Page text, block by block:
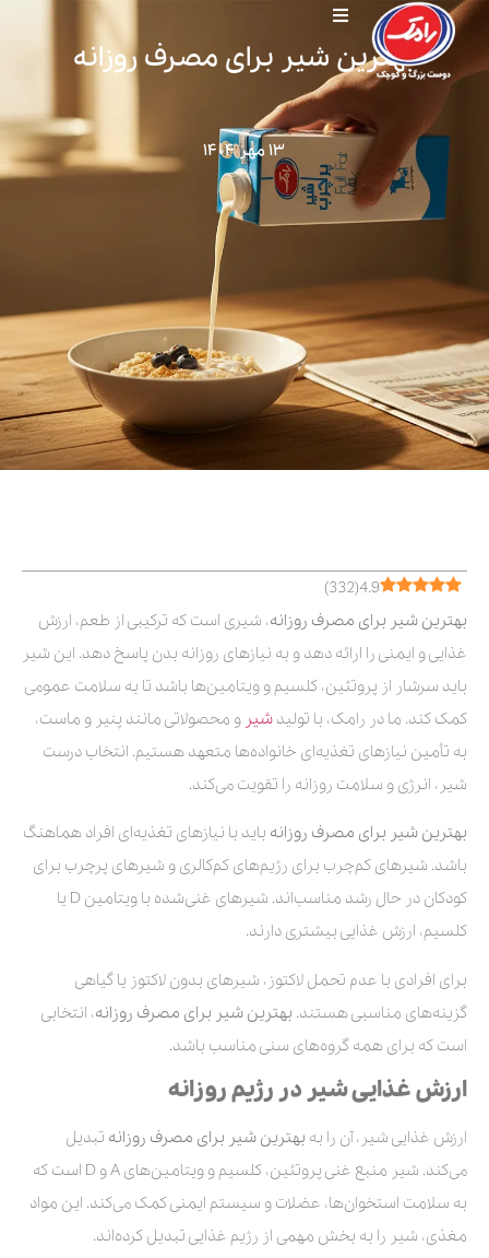
بهترین شیر برای مصرف روزانه
۱۳ مهر ۱۴۰۴
4.9
(
332
)
بهترین شیر برای مصرف روزانه، شیری است که ترکیبی از طعم، ارزش
غذایی و ایمنی را ارائه دهد و به نیازهای روزانه بدن پاسخ دهد. این شیر
باید سرشار از پروتئین، کلسیم و ویتامین‌ها باشد تا به سلامت عمومی
کمک کند. ما در رامک، با تولید شیر و محصولاتی مانند پنیر و ماست،
به تأمین نیازهای تغذیه‌ای خانواده‌ها متعهد هستیم. انتخاب درست
شیر، انرژی و سلامت روزانه را تقویت می‌کند.
بهترین شیر برای مصرف روزانه باید با نیازهای تغذیه‌ای افراد هماهنگ
باشد. شیرهای کم‌چرب برای رژیم‌های کم‌کالری و شیرهای پرچرب برای
کودکان در حال رشد مناسب‌اند. شیرهای غنی‌شده با ویتامین D یا
کلسیم، ارزش غذایی بیشتری دارند.
برای افرادی با عدم تحمل لاکتوز، شیرهای بدون لاکتوز یا گیاهی
گزینه‌های مناسبی هستند. بهترین شیر برای مصرف روزانه، انتخابی
است که برای همه گروه‌های سنی مناسب باشد.
ارزش غذایی شیر در رژیم روزانه
ارزش غذایی شیر، آن را به بهترین شیر برای مصرف روزانه تبدیل
می‌کند. شیر منبع غنی پروتئین، کلسیم و ویتامین‌های A و D است که
به سلامت استخوان‌ها، عضلات و سیستم ایمنی کمک می‌کند. این مواد
مغذی، شیر را به بخش مهمی از رژیم غذایی تبدیل کرده‌اند.